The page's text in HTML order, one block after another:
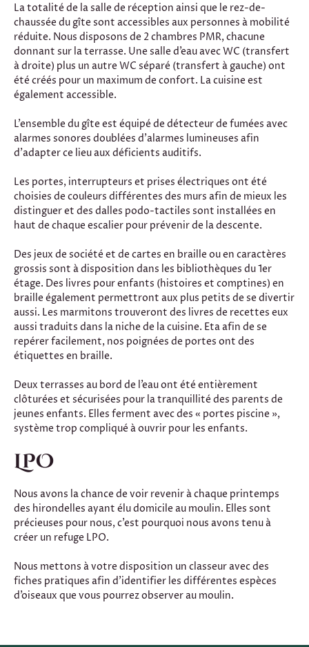
La totalité de la salle de réception ainsi que le rez-de-
chaussée du gîte sont accessibles aux personnes à mobilité
réduite. Nous disposons de 2 chambres PMR, chacune
donnant sur la terrasse. Une salle d’eau avec WC (transfert
à droite) plus un autre WC séparé (transfert à gauche) ont
été créés pour un maximum de confort. La cuisine est
également accessible.
L’ensemble du gîte est équipé de détecteur de fumées avec
alarmes sonores doublées d’alarmes lumineuses afin
d’adapter ce lieu aux déficients auditifs.
Les portes, interrupteurs et prises électriques ont été
choisies de couleurs différentes des murs afin de mieux les
distinguer et des dalles podo-tactiles sont installées en
haut de chaque escalier pour prévenir de la descente.
Des jeux de société et de cartes en braille ou en caractères
grossis sont à disposition dans les bibliothèques du 1er
étage. Des livres pour enfants (histoires et comptines) en
braille également permettront aux plus petits de se divertir
aussi. Les marmitons trouveront des livres de recettes eux
aussi traduits dans la niche de la cuisine. Eta afin de se
repérer facilement, nos poignées de portes ont des
étiquettes en braille.
Deux terrasses au bord de l’eau ont été entièrement
clôturées et sécurisées pour la tranquillité des parents de
jeunes enfants. Elles ferment avec des « portes piscine »,
système trop compliqué à ouvrir pour les enfants.
LPO
Nous avons la chance de voir revenir à chaque printemps
des hirondelles ayant élu domicile au moulin. Elles sont
précieuses pour nous, c’est pourquoi nous avons tenu à
créer un refuge LPO.
Nous mettons à votre disposition un classeur avec des
fiches pratiques afin d’identifier les différentes espèces
d’oiseaux que vous pourrez observer au moulin.